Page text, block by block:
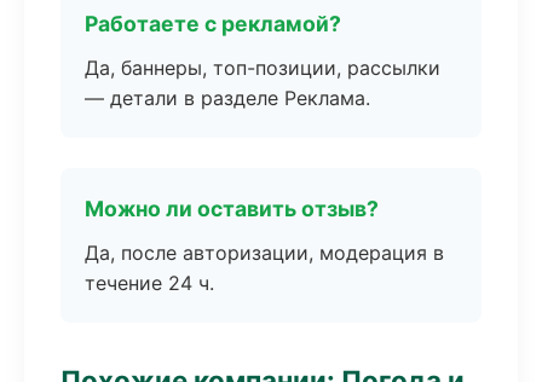
Работаете с рекламой?
Да, баннеры, топ-позиции, рассылки
— детали в разделе Реклама.
Можно ли оставить отзыв?
Да, после авторизации, модерация в
течение 24 ч.